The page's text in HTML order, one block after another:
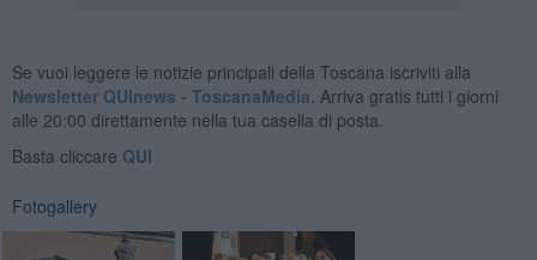
Se vuoi leggere le notizie principali della Toscana iscriviti alla
Newsletter QUInews - ToscanaMedia. Arriva gratis tutti i giorni
alle 20:00 direttamente nella tua casella di posta.
Basta cliccare QUI
Fotogallery